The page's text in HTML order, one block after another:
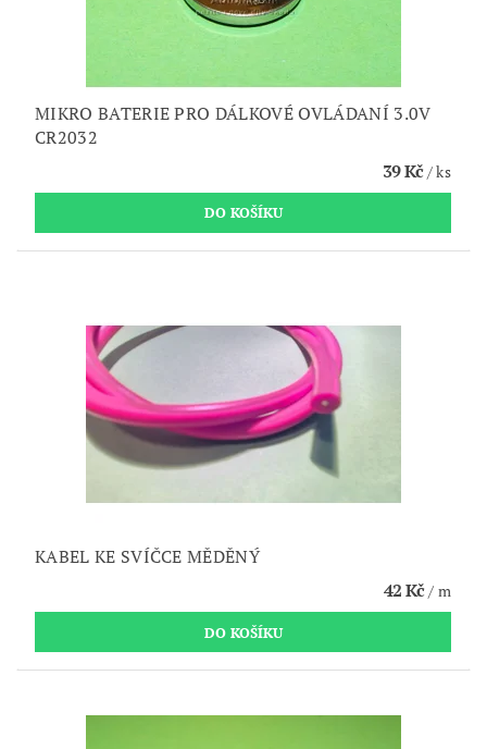
MIKRO BATERIE PRO DÁLKOVÉ OVLÁDANÍ 3.0V
CR2032
39 Kč/ ks
KABEL KE SVÍČCE MĚDĚNÝ
42 Kč/ m